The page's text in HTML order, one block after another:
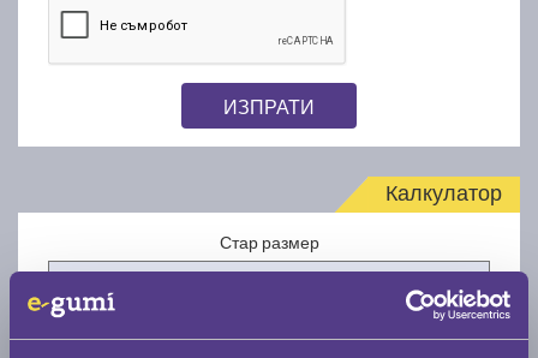
ИЗПРАТИ
Калкулатор
Стар размер